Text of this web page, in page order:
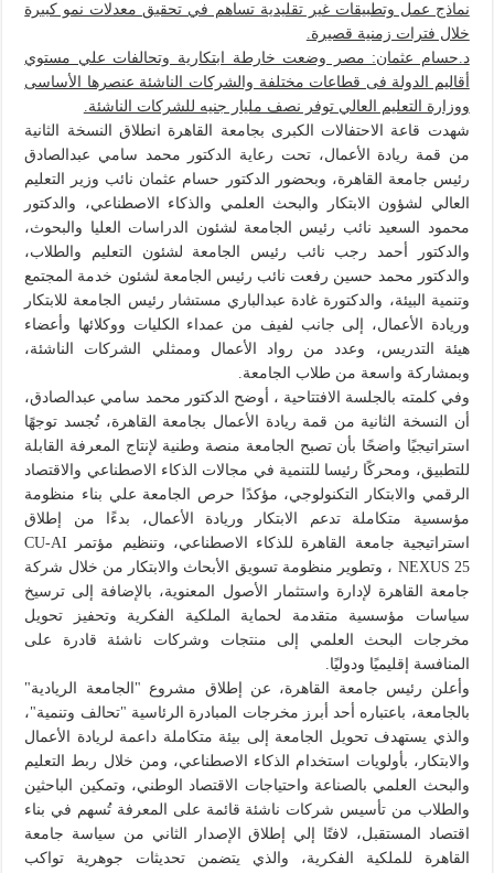
نماذج عمل وتطبيقات غير تقليدية تساهم في تحقيق معدلات نمو كبيرة
خلال فترات زمنية قصيرة.
د.حسام عثمان: مصر وضعت خارطة ابتكارية وتحالفات علي مستوي
أقاليم الدولة فى قطاعات مختلفة والشركات الناشئة عنصرها الأساسى
ووزارة التعليم العالي توفر نصف مليار جنيه للشركات الناشئة.
شهدت قاعة الاحتفالات الكبرى بجامعة القاهرة انطلاق النسخة الثانية
من قمة ريادة الأعمال، تحت رعاية الدكتور محمد سامي عبدالصادق
رئيس جامعة القاهرة، وبحضور الدكتور حسام عثمان نائب وزير التعليم
العالي لشؤون الابتكار والبحث العلمي والذكاء الاصطناعي، والدكتور
محمود السعيد نائب رئيس الجامعة لشئون الدراسات العليا والبحوث،
والدكتور أحمد رجب نائب رئيس الجامعة لشئون التعليم والطلاب،
والدكتور محمد حسين رفعت نائب رئيس الجامعة لشئون خدمة المجتمع
وتنمية البيئة، والدكتورة غادة عبدالباري مستشار رئيس الجامعة للابتكار
وريادة الأعمال، إلى جانب لفيف من عمداء الكليات ووكلائها وأعضاء
هيئة التدريس، وعدد من رواد الأعمال وممثلي الشركات الناشئة،
وبمشاركة واسعة من طلاب الجامعة.
وفي كلمته بالجلسة الافتتاحية ، أوضح الدكتور محمد سامي عبدالصادق،
أن النسخة الثانية من قمة ريادة الأعمال بجامعة القاهرة، تُجسد توجهًا
استراتيجيًا واضحًا بأن تصبح الجامعة منصة وطنية لإنتاج المعرفة القابلة
للتطبيق، ومحركًا رئيسا للتنمية في مجالات الذكاء الاصطناعي والاقتصاد
الرقمي والابتكار التكنولوجي، مؤكدًا حرص الجامعة علي بناء منظومة
مؤسسية متكاملة تدعم الابتكار وريادة الأعمال، بدءًا من إطلاق
استراتيجية جامعة القاهرة للذكاء الاصطناعي، وتنظيم مؤتمر CU-AI
NEXUS 25 ، وتطوير منظومة تسويق الأبحاث والابتكار من خلال شركة
جامعة القاهرة لإدارة واستثمار الأصول المعنوية، بالإضافة إلى ترسيخ
سياسات مؤسسية متقدمة لحماية الملكية الفكرية وتحفيز تحويل
مخرجات البحث العلمي إلى منتجات وشركات ناشئة قادرة على
المنافسة إقليميًا ودوليًا.
وأعلن رئيس جامعة القاهرة، عن إطلاق مشروع "الجامعة الريادية"
بالجامعة، باعتباره أحد أبرز مخرجات المبادرة الرئاسية "تحالف وتنمية"،
والذي يستهدف تحويل الجامعة إلى بيئة متكاملة داعمة لريادة الأعمال
والابتكار، بأولويات استخدام الذكاء الاصطناعي، ومن خلال ربط التعليم
والبحث العلمي بالصناعة واحتياجات الاقتصاد الوطني، وتمكين الباحثين
والطلاب من تأسيس شركات ناشئة قائمة على المعرفة تُسهم في بناء
اقتصاد المستقبل، لافتًا إلي إطلاق الإصدار الثاني من سياسة جامعة
القاهرة للملكية الفكرية، والذي يتضمن تحديثات جوهرية تواكب